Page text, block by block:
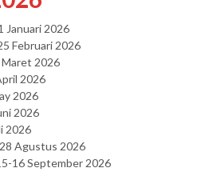
Januari 2026
Februari 2026
2026
2026
2026
2026
2026
Agustus 2026
16 September 2026